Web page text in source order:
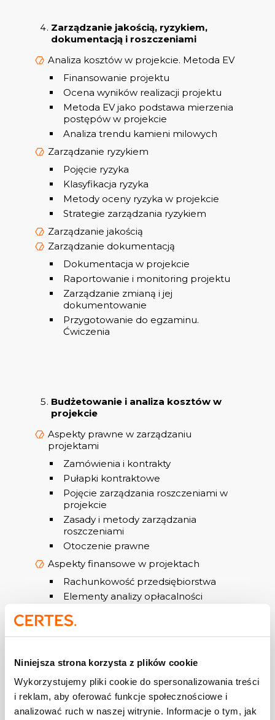
Niniejsza strona korzysta z plików cookie
Wykorzystujemy pliki cookie do spersonalizowania treści
i reklam, aby oferować funkcje społecznościowe i
analizować ruch w naszej witrynie. Informacje o tym, jak
Zarządzanie jakością, ryzykiem,
dokumentacją i roszczeniami
Analiza kosztów w projekcie. Metoda EV
Finansowanie projektu
Ocena wyników realizacji projektu
Metoda EV jako podstawa mierzenia
postępów w projekcie
Analiza trendu kamieni milowych
Zarządzanie ryzykiem
Pojęcie ryzyka
Klasyfikacja ryzyka
Metody oceny ryzyka w projekcie
Strategie zarządzania ryzykiem
Zarządzanie jakością
Zarządzanie dokumentacją
Dokumentacja w projekcie
Raportowanie i monitoring projektu
Zarządzanie zmianą i jej
dokumentowanie
Przygotowanie do egzaminu.
Ćwiczenia
Budżetowanie i analiza kosztów w
projekcie
Aspekty prawne w zarządzaniu
projektami
Zamówienia i kontrakty
Pułapki kontraktowe
Pojęcie zarządzania roszczeniami w
projekcie
Zasady i metody zarządzania
roszczeniami
Otoczenie prawne
Aspekty finansowe w projektach
Rachunkowość przedsiębiorstwa
Elementy analizy opłacalności
Controlling projektów vs. controlling
działalności operacyjnej